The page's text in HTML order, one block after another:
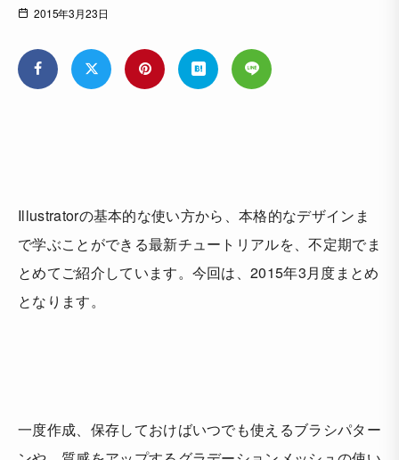
2015年3月23日
Illustratorの基本的な使い方から、本格的なデザインま
で学ぶことができる最新チュートリアルを、不定期でま
とめてご紹介しています。今回は、2015年3月度まとめ
となります。
一度作成、保存しておけばいつでも使えるブラシパター